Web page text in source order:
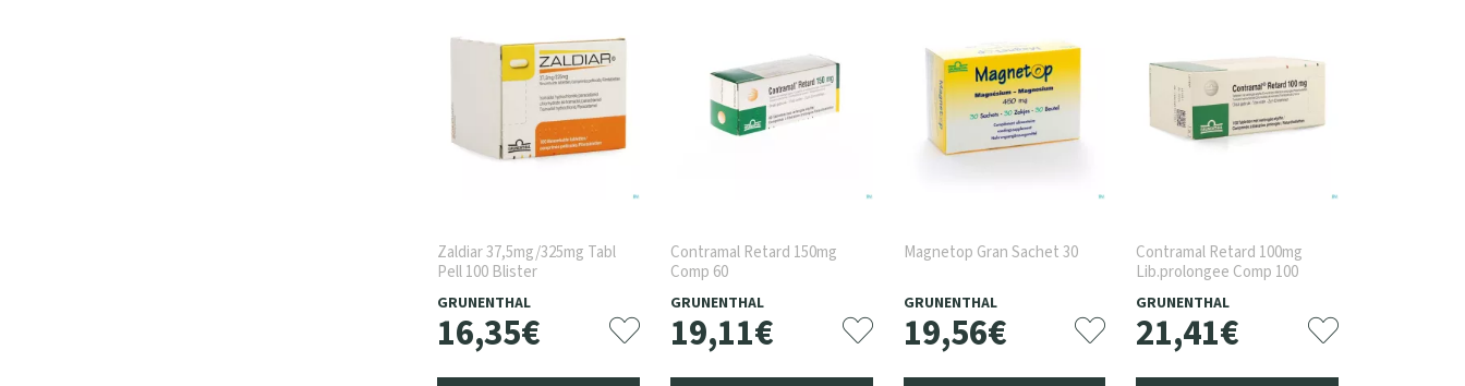
Zaldiar 37,5mg/325mg Tabl
Pell 100 Blister
GRUNENTHAL
16,35€
Contramal Retard 150mg
Comp 60
GRUNENTHAL
19,11€
Magnetop Gran Sachet 30
GRUNENTHAL
19,56€
Contramal Retard 100mg
Lib.prolongee Comp 100
GRUNENTHAL
21,41€